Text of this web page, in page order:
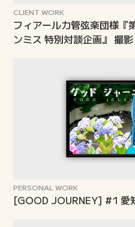
CLIENT WORK
フィアールカ管弦楽団様『
ンミス 特別対談企画』 撮影
PERSONAL WORK
[GOOD JOURNEY] #1 愛